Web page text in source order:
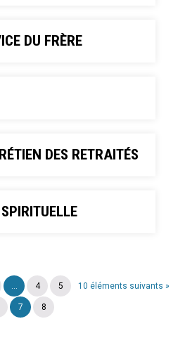
DU FRÈRE
DES RETRAITÉS
10 éléments suivants »
... 4 5
7 8